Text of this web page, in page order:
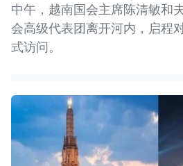
中午，越南国会主席陈清敏和
会高级代表团离开河内，启程
式访问。